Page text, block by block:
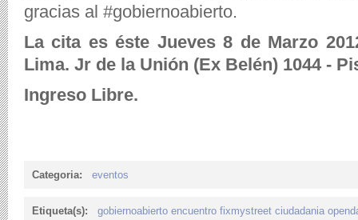
gracias al #gobiernoabierto.
La cita es éste Jueves 8 de Marzo
Lima. Jr de la Unión (Ex Belén) 1044 -
Ingreso Libre.
Categoria: eventos
Etiqueta(s): gobiernoabierto encuentro fixmystreet ciudadania